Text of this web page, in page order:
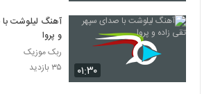
۰۱:۳۰
آهنگ لیلوشت
و پروا
ربک موزیک
۳۵ بازدید